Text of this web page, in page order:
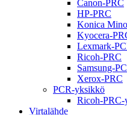
Canon-PRC
HP-PRC
Konica
Kyocera-
Lexmark-
Ricoh-PRC
Samsung-
Xerox-PRC
PCR-yksikkö
Ricoh-
Virtalähde